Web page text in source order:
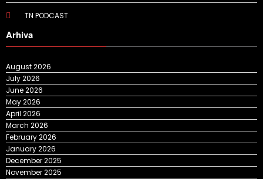
TN PODCAST
July 2026
June 2026
May 2026
April 2026
March 2026
February 2026
January 2026
December 2025
November 2025
October 2025